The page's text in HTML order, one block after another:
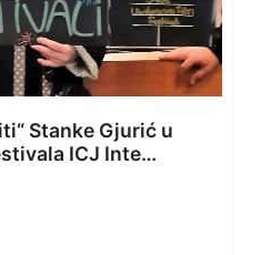
Stanke Gjurić u
ICJ Inte…